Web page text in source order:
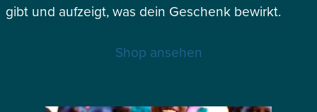
gibt und aufzeigt, was dein Geschenk bewirkt.
Shop ansehen